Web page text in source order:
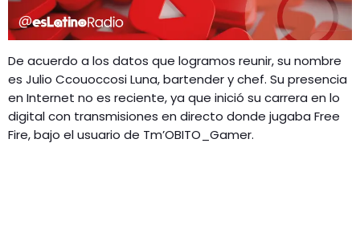
De acuerdo a los datos que logramos reunir, su nombre
es Julio Ccouoccosi Luna, bartender y chef. Su presencia
en Internet no es reciente, ya que inició su carrera en lo
digital con transmisiones en directo donde jugaba Free
Fire, bajo el usuario de Tm’OBITO_Gamer.